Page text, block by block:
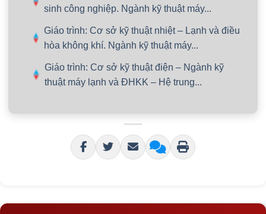
sinh công nghiệp. Ngành kỹ thuật máy...
Giáo trình: Cơ sở kỹ thuật nhiệt – Lạnh và điều
hòa không khí. Ngành kỹ thuật máy...
Giáo trình: Cơ sở kỹ thuật điện – Ngành kỹ
thuật máy lạnh và ĐHKK – Hệ trung...